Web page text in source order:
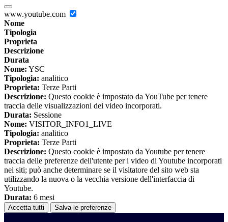
www.youtube.com
Nome
Tipologia
Proprieta
Descrizione
Durata
Nome: YSC
Tipologia: analitico
Proprieta: Terze Parti
Descrizione: Questo cookie è impostato da YouTube per tenere
traccia delle visualizzazioni dei video incorporati.
Durata: Sessione
Nome: VISITOR_INFO1_LIVE
Tipologia: analitico
Proprieta: Terze Parti
Descrizione: Questo cookie è impostato da Youtube per tenere
traccia delle preferenze dell'utente per i video di Youtube incorporati
nei siti; può anche determinare se il visitatore del sito web sta
utilizzando la nuova o la vecchia versione dell'interfaccia di
Youtube.
Durata: 6 mesi
Accetta tutti Salva le preferenze